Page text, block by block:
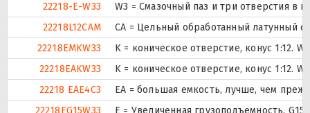
22218-E-W33
W3 = Смазочный паз и три отверстия в
22218L12CAM
CA = Цельный обработанный латунный
22218EMKW33
K = коническое отверстие, конус 1:12.
22218EAKW33
K = коническое отверстие, конус 1:12.
22218 EAE4C3
EA = большая емкость, лучше, чем